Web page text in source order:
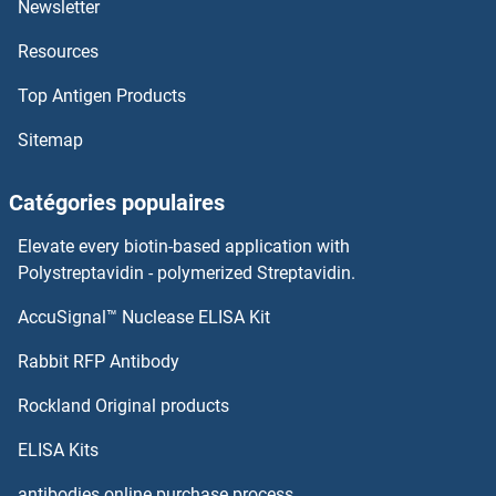
Hemopexin Kits ELISA
Hemoglobin, mu Kits ELISA
Hemoglobin beta Kits ELISA
Hexokinase Kits ELISA
Newsletter
Resources
Top Antigen Products
Sitemap
Catégories populaires
Elevate every biotin-based application with
Polystreptavidin - polymerized Streptavidin.
AccuSignal™ Nuclease ELISA Kit
Rabbit RFP Antibody
Rockland Original products
ELISA Kits